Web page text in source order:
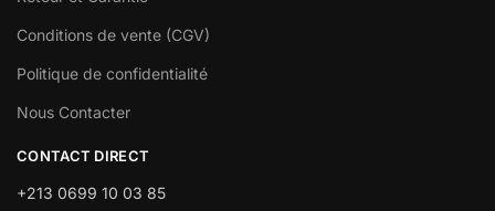
Conditions de vente (CGV)
Politique de confidentialité
Nous Contacter
CONTACT DIRECT
+213 0699 10 03 85